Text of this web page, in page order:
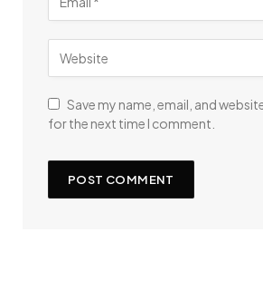
Save my name, email, and
for the next time I comment.